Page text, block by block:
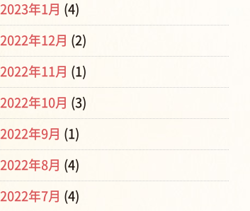
2023年1月 (4)
2022年12月 (2)
2022年11月 (1)
2022年10月 (3)
2022年9月 (1)
2022年8月 (4)
2022年7月 (4)